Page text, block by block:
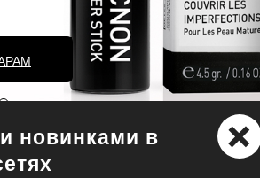
новинками в